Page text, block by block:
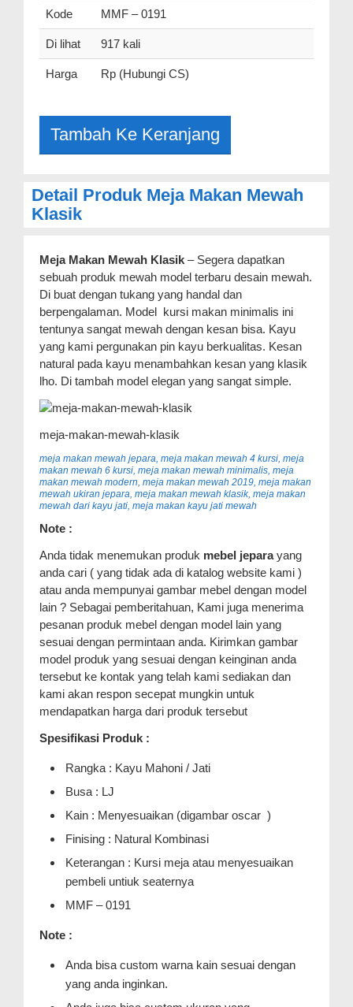
Kode MMF – 0191
Di lihat 917 kali
Harga Rp (Hubungi CS)
Detail Produk Meja Makan Mewah
Klasik
Meja Makan Mewah Klasik – Segera dapatkan
sebuah produk mewah model terbaru desain mewah.
Di buat dengan tukang yang handal dan
berpengalaman. Model kursi makan minimalis ini
tentunya sangat mewah dengan kesan bisa. Kayu
yang kami pergunakan pin kayu berkualitas. Kesan
natural pada kayu menambahkan kesan yang klasik
lho. Di tambah model elegan yang sangat simple.
meja-makan-mewah-klasik
meja makan mewah jepara, meja makan mewah 4 kursi, meja
makan mewah 6 kursi, meja makan mewah minimalis, meja
makan mewah modern, meja makan mewah 2019, meja makan
mewah ukiran jepara, meja makan mewah klasik, meja makan
mewah dari kayu jati, meja makan kayu jati mewah
Note :
Anda tidak menemukan produk mebel jeparayang
anda cari ( yang tidak ada di katalog website kami )
atau anda mempunyai gambar mebel dengan model
lain ? Sebagai pemberitahuan, Kami juga menerima
pesanan produk mebel dengan model lain yang
sesuai dengan permintaan anda. Kirimkan gambar
model produk yang sesuai dengan keinginan anda
tersebut ke kontak yang telah kami sediakan dan
kami akan respon secepat mungkin untuk
mendapatkan harga dari produk tersebut
Spesifikasi Produk :
Rangka : Kayu Mahoni / Jati
Busa : LJ
Kain : Menyesuaikan (digambar oscar )
Finising : Natural Kombinasi
Keterangan : Kursi meja atau menyesuaikan
pembeli untiuk seaternya
MMF – 0191
Note :
Anda bisa custom warna kain sesuai dengan
yang anda inginkan.